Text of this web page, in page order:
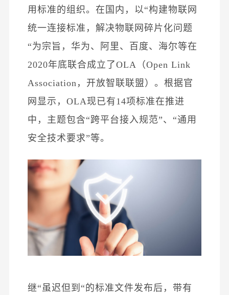
用标准的组织。在国内，以“构建物联网
统一连接标准，解决物联网碎片化问题
“为宗旨，华为、阿里、百度、海尔等在
2020年底联合成立了OLA（Open Link
Association，开放智联联盟）。根据官
网显示，OLA现已有14项标准在推进
中，主题包含“跨平台接入规范”、“通用
安全技术要求”等。
继“虽迟但到“的标准文件发布后，带有